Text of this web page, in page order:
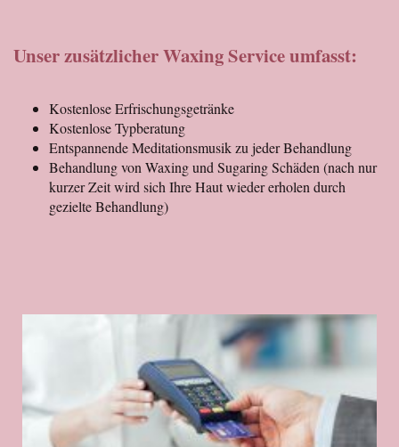
Unser zusätzlicher Waxing Service umfasst:
Kostenlose Erfrischungsgetränke
Kostenlose Typberatung
Entspannende Meditationsmusik zu jeder Behandlung
Behandlung von Waxing und Sugaring Schäden (nach nur
kurzer Zeit wird sich Ihre Haut wieder erholen durch
gezielte Behandlung)